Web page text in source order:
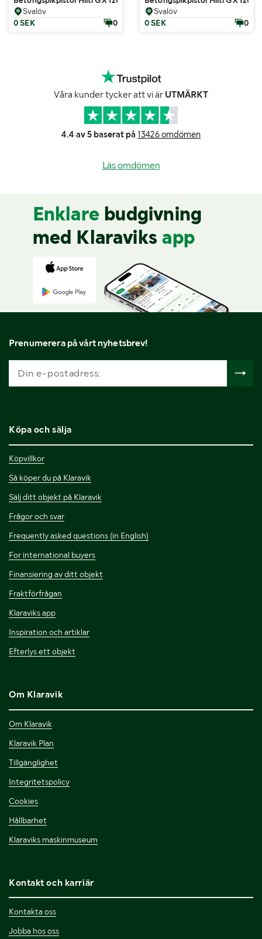
Svalöv
0 SEK
0
Svalöv
0 SEK
0
Våra kunder tycker att vi är UTMÄRKT
4.4 av 5 baserat på 13426 omdömen
Läs omdömen
Enklare budgivning
med Klaraviks app
Prenumerera på vårt nyhetsbrev!
Köpa och sälja
Köpvillkor
Så köper du på Klaravik
Sälj ditt objekt på Klaravik
Frågor och svar
Frequently asked questions (in English)
For international buyers
Finansiering av ditt objekt
Fraktförfrågan
Klaraviks app
Inspiration och artiklar
Efterlys ett objekt
Om Klaravik
Om Klaravik
Klaravik Plan
Tillgänglighet
Integritetspolicy
Cookies
Hållbarhet
Klaraviks maskinmuseum
Kontakt och karriär
Kontakta oss
Jobba hos oss